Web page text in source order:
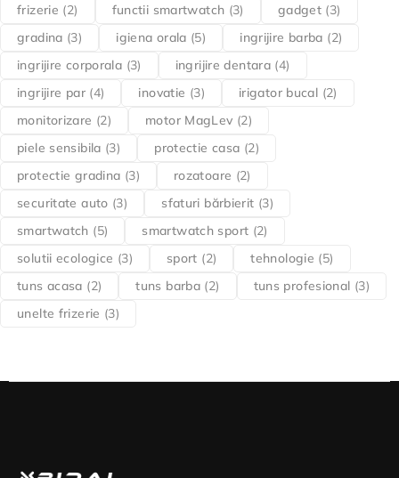
frizerie (2) functii smartwatch (3) gadget (3)
gradina (3) igiena orala (5) ingrijire barba (2)
ingrijire corporala (3) ingrijire dentara (4)
ingrijire par(4) inovatie (3) irigator bucal (2)
monitorizare (2) motor MagLev (2)
piele sensibila (3) protectie casa (2)
protectie gradina (3) rozatoare (2)
securitate auto (3) sfaturi bărbierit (3)
smartwatch (5) smartwatch sport (2)
solutii ecologice (3) sport (2) tehnologie (5)
tuns acasa (2) tuns barba (2) tuns profesional (3)
unelte frizerie (3)